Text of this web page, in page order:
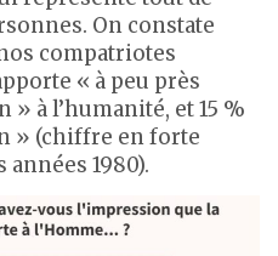
On constate
compatriotes
« à peu près
» à l’humanité, et 15 %
» (chiffre en forte
1980).